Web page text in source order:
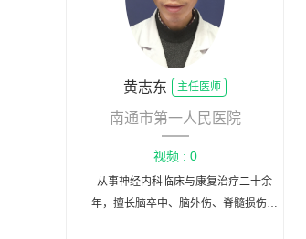
黄志东 主任医师
南通市第一人民医院
视频 : 0
从事神经内科临床与康复治疗二十余
年，擅长脑卒中、脑外伤、脊髓损伤及